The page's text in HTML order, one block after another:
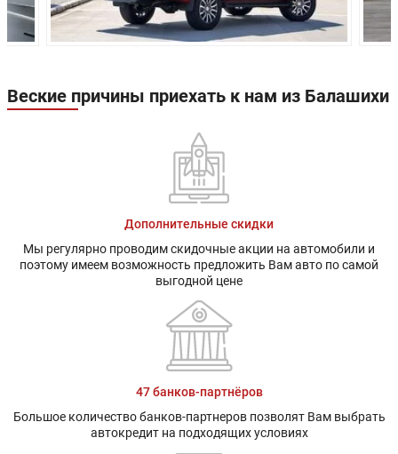
рычажная,
Рессорная
независимая
Передние
тормоза:
Дисковые
вентилируемые
Дисковые
Дисковые
Веские причины приехать к нам из Балашихи
Дополнительные скидки
Мы регулярно проводим скидочные акции на автомобили и
поэтому имеем возможность предложить Вам авто по самой
выгодной цене
47 банков-партнёров
Большое количество банков-партнеров позволят Вам выбрать
автокредит на подходящих условиях